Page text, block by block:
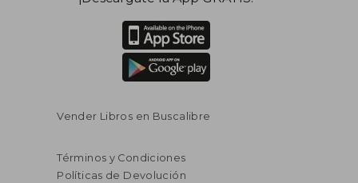
Vender Libros en Buscalibre
Términos y Condiciones
Políticas de Devolución